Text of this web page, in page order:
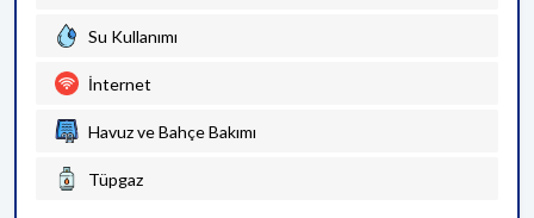
Su Kullanımı
İnternet
Havuz ve Bahçe Bakımı
Tüpgaz